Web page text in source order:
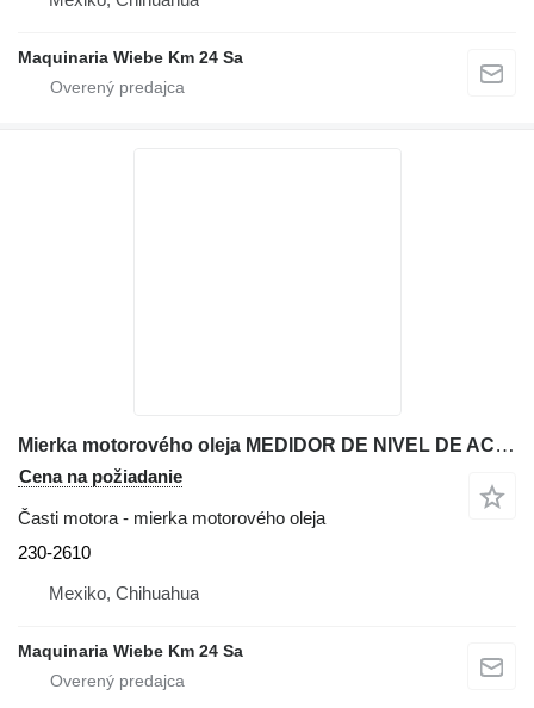
Maquinaria Wiebe Km 24 Sa
Mierka motorového oleja MEDIDOR DE NIVEL DE ACEITE 230-2610 na rýpadla-nakladača Caterpillar 416E
Cena na požiadanie
Časti motora - mierka motorového oleja
230-2610
Mexiko, Chihuahua
Maquinaria Wiebe Km 24 Sa